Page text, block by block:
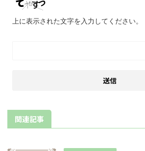
上に表示された文字を入力してください。
関連記事